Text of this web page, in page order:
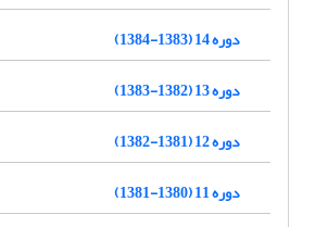
دوره 14 (1383-1384)
دوره 13 (1382-1383)
دوره 12 (1381-1382)
دوره 11 (1380-1381)